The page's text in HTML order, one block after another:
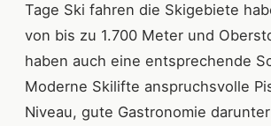
Tage Ski fahren die Skigebiete
von bis zu 1.700 Meter und
haben auch eine entsprechende
Moderne Skilifte anspruchsvolle
Niveau, gute Gastronomie